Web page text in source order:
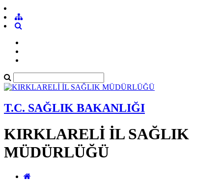
T.C. SAĞLIK BAKANLIĞI
KIRKLARELİ İL SAĞLIK
MÜDÜRLÜĞÜ